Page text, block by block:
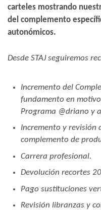
carteles mostrando
del complemento
autonómicos.
Desde STAJ seguiremos
Incremento del
fundamento en
Programa @driano y
Incremento y revisión
complemento de
Carrera profesional.
Devolución recortes
Pago sustituciones
Revisión libranzas y